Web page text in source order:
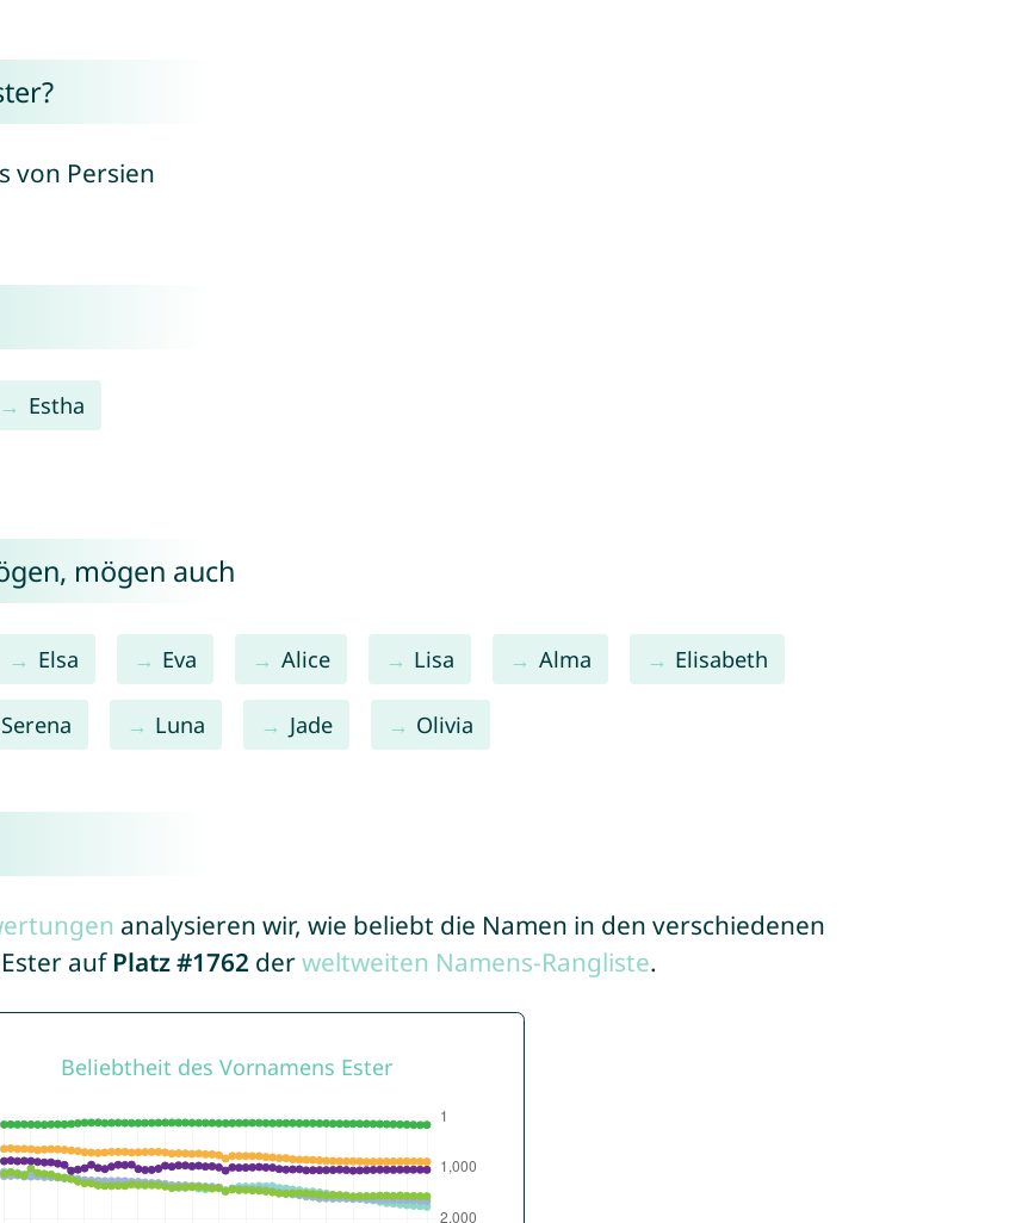
von Persien
Estha
mögen auch
Elsa Eva Alice Lisa Alma Elisabeth
Serena Luna Jade Olivia
analysieren wir, wie beliebt die Namen in den verschiedenen
auf Platz #1762 derweltweiten Namens-Rangliste.